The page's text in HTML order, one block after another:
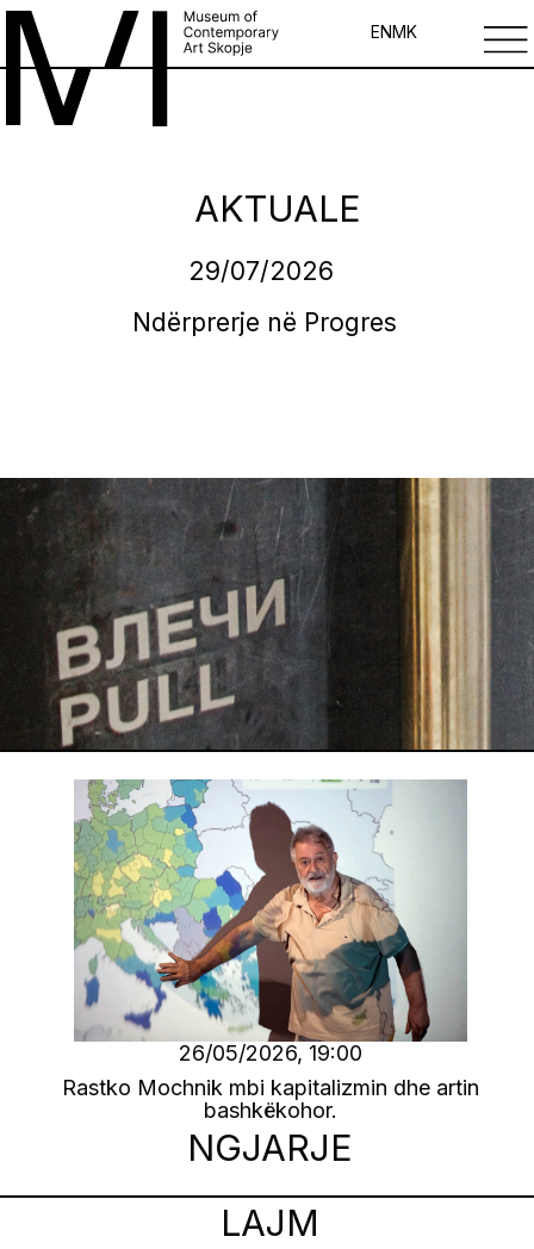
EN MK
AKTUALE
29/07/2026
Ndërprerje në Progres
26/05/2026, 19:00
Rastko Mochnik mbi kapitalizmin dhe artin
bashkëkohor.
NGJARJE
LAJM